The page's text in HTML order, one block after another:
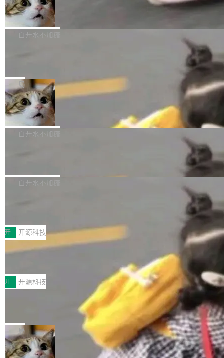
库继续执行。存储库是持久化的唯一真相...
样的次旗舰。 Galaxy Z Fold8 Ultra / Z Fold8 /
Z Flip8三款折叠屏新机均在7月22日发布，且全
部搭载骁龙8 Elite Gen5 for Galaxy，它们本该
ltaDB 的核心思路直接写在 landing page 最显
眼的位置：「Software is made between com
mits」——软件是在 commit 之间写出来的。git
是把这段空隙补上。 回退到任何一次编辑：Delt
aDB 捕获 commit 之间的每一次操作，...
SpaceXAI 单季资本开支达 183 亿美元
根据风险投资人Tomer Tunguz 博客（VC 分
析）披露的最新分析与第二季度业绩报告，Spac
微软同期总资本开支的四成。 与亚马逊、Alpha
bet、微软以及 Meta 等传统科技巨头相比，Spa
ceXAI的资金消耗速度尤为引人瞩目。然而，支
撑庞大支出的资金来源却呈现出截然不同的面
貌。数据显示，微软和 Meta 主要依托充沛的经
白开水不加糖
一个在终端里运行的编程 agent；Muse Spark
1.2，驱动这个 agent 的新模型。一句话概括：
你可以用 curl -fsSL https://dev.meta.ai/install.
sh | bash 安装一个能在大项目里自动规划、写
代码、验证结果的 AI 终端工具。 据介绍，Muse
个主 agent 循环，外加一组后台 agent。这些后
局
美团开源 LoHoSearch，用知识图谱校
准 AI 能力认知
机器出题的前提，是让机器拥有全局视野。整个
构建流程可以分为四个环节：建图 → 控制难度
白开水不加糖
库，并将作为transport接入Mooncake TENT。
MPComm将作为一种传输引擎接入Mooncake T
ENT，实现零拷贝传输性能提升30%、非零拷贝
传输性能最高提升5倍。UCL-MPComm底层基
于自研UCL-Engine通信引擎，后续腾讯网平将
持续开源更多基于UCL-Engine的高性能通信组
件。 腾讯网平团队在UCL-MPComm中实现了一
个独立于业务线程的全局通信引擎（Engine），
白开水不加糖
型案例入选名单》，深信服“面向企业研发场景的
开源 AI 编程平台 CoStrict 应用”凭借卓越的技术
创新与落地成效成功入选。 全链路私有化部署，
助力企业AI研发安全落地 当前，越来越多企业已
经开始引入 AI Coding 工具，通过调用公有云模
型或企业内部部署模型提升研发效率。但随着 AI
Coding 从个人辅助工具逐步走向团队级、组织
级应用，企业在规模化落地过程中，对安全性、
可控性和代码质量提出了更高要求。 首先是数据
安全与合规要求。对于大多数普通研发场景，公
有云模型能够满足快速试用和效率提升的需求。
开 开源科技
深信服AI算力网关入选工信部人工智能
前不久，工业和信息化部正式发布《2025年人工
智能应用典型案例名单》，集中展示人工智能在
各领域的应用成果，覆盖技术底座、行业赋能、
产品应用、支撑保障、专题等五大方向。深信服
AI算力网关（AI创新平台）成功入选！ 随着各行
各业的Agent走向规模化建设，算力构成形态逐
渐丰富，用户关注的重点也在发生变化：不只是
让AI用起来，还要进一步看清混合算力时代下，
开 开源科技
Jeff Dean 离开 Google：一个时代的结
束，一个实验室的开始
Google 员工编号 20。MapReduce 作者之一。
Bigtable 作者之一。TensorFlow 的作者之一。
Gemini 的架构师。Google 首席科学家。 Jeff D
ean 在 Google 工作了 27 年后，宣布离职。 他
局
🔥 SolonCode v2026.8.4 发布：界面